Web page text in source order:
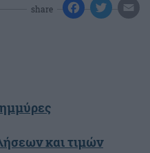
share
και τιμών